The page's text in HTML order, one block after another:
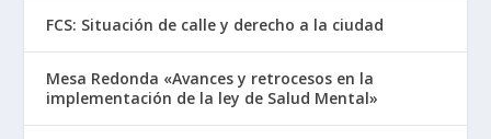
FCS: Situación de calle y derecho a la ciudad
Mesa Redonda «Avances y retrocesos en la
implementación de la ley de Salud Mental»